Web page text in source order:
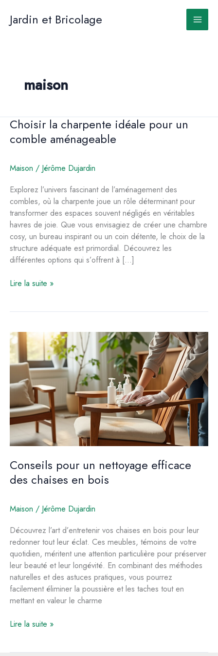
contenu
Jardin et Bricolage
maison
Choisir la charpente idéale pour un
comble aménageable
Maison / Jérôme Dujardin
Explorez l’univers fascinant de l’aménagement des
combles, où la charpente joue un rôle déterminant pour
transformer des espaces souvent négligés en véritables
havres de joie. Que vous envisagiez de créer une chambre
cosy, un bureau inspirant ou un coin détente, le choix de la
structure adéquate est primordial. Découvrez les
différentes options qui s’offrent à […]
Choisir
pour
un
comble
aménageable
Lire la suite »
Conseils pour un nettoyage efficace
des chaises en bois
Maison / Jérôme Dujardin
Découvrez l’art d’entretenir vos chaises en bois pour leur
redonner tout leur éclat. Ces meubles, témoins de votre
quotidien, méritent une attention particulière pour préserver
leur beauté et leur longévité. En combinant des méthodes
naturelles et des astuces pratiques, vous pourrez
facilement éliminer la poussière et les taches tout en
mettant en valeur le charme
Conseils
Lire la suite »